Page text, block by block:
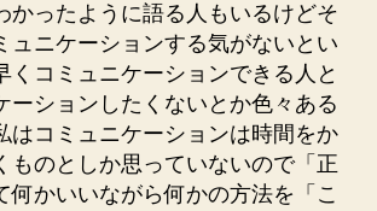
かったように語る人もいるけどそ
ュニケーションする気がないとい
くコミュニケーションできる人と
ーションしたくないとか色々ある
はコミュニケーションは時間をか
ものとしか思っていないので「正
何かいいながら何かの方法を「こ